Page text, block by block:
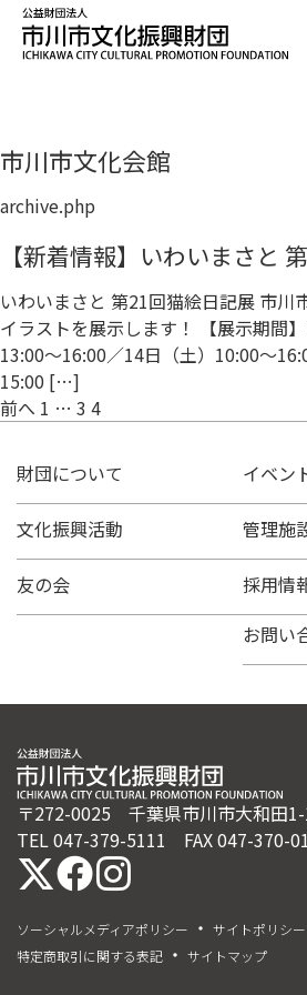
公益財団法人 市川市文
市川市文化会館
archive.php
【新着情報】いわいまさと
いわいまさと 第21回猫絵日記展 市川
イラストを展示します！ 【展示期間
13:00～16:00／14日（土）10:00～
15:00 […]
投
の
ペ
ー
ジ
送
り
前へ 1 … 3 4
財団について イベン
文化振興活動 管理施
友の会
採用情
お問い
〒272-0025 千葉県市川市大和田
TEL 047-379-5111 FAX 047-370-
ソーシャルメディアポリシー サイトポリシー
特定商取引に関する表記
サイトマップ